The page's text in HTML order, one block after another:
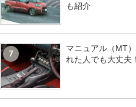
も紹介
7
マニュアル（MT
れた人でも大丈夫